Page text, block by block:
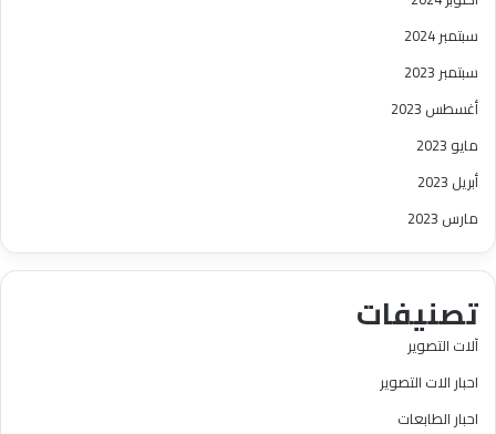
سبتمبر 2024
سبتمبر 2023
أغسطس 2023
مايو 2023
أبريل 2023
مارس 2023
تصنيفات
آلات التصوير
احبار الات التصوير
احبار الطابعات